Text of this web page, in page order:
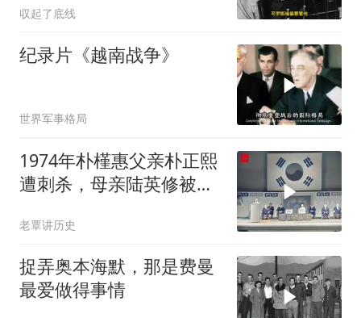
収起了底线
纪录片《越南战争》
世界军事格局
1974年朴槿惠父亲朴正熙
遭刺杀，母亲陆英修被爆
老覃讲历史
捉弄奥本海默，那是费曼
最爱做得事情